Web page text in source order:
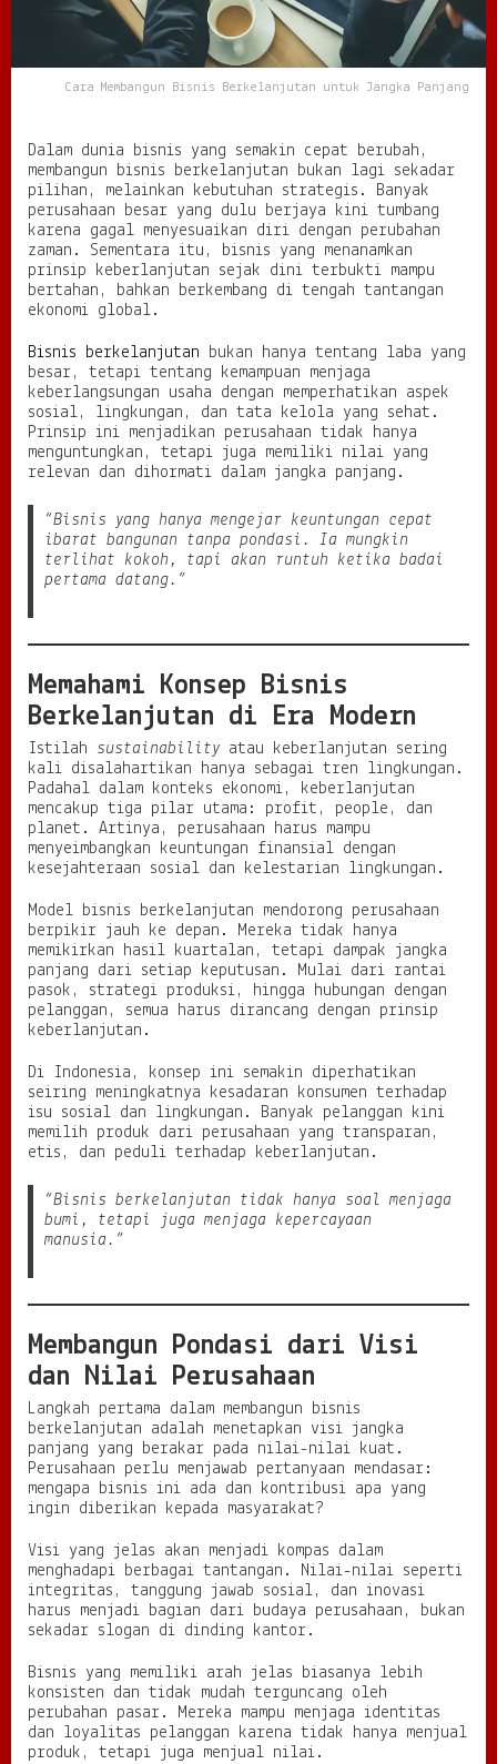
r
k
u
t
a
n
n
t
u
a
n
g
k
a
P
a
j
a
n
Cara Membangun Bisnis Berkelanjutan untuk Jangka Panjang
Dalam dunia bisnis yang semakin cepat berubah,
membangun bisnis berkelanjutan bukan lagi sekadar
pilihan, melainkan kebutuhan strategis. Banyak
perusahaan besar yang dulu berjaya kini tumbang
karena gagal menyesuaikan diri dengan perubahan
zaman. Sementara itu, bisnis yang menanamkan
prinsip keberlanjutan sejak dini terbukti mampu
bertahan, bahkan berkembang di tengah tantangan
ekonomi global.
Bisnis berkelanjutan bukan hanya tentang laba yang
besar, tetapi tentang kemampuan menjaga
keberlangsungan usaha dengan memperhatikan aspek
sosial, lingkungan, dan tata kelola yang sehat.
Prinsip ini menjadikan perusahaan tidak hanya
menguntungkan, tetapi juga memiliki nilai yang
relevan dan dihormati dalam jangka panjang.
“Bisnis yang hanya mengejar keuntungan cepat
ibarat bangunan tanpa pondasi. Ia mungkin
terlihat kokoh, tapi akan runtuh ketika badai
pertama datang.”
Memahami Konsep Bisnis
Berkelanjutan di Era Modern
Istilah sustainability atau keberlanjutan sering
kali disalahartikan hanya sebagai tren lingkungan.
Padahal dalam konteks ekonomi, keberlanjutan
mencakup tiga pilar utama: profit, people, dan
planet. Artinya, perusahaan harus mampu
menyeimbangkan keuntungan finansial dengan
kesejahteraan sosial dan kelestarian lingkungan.
Model bisnis berkelanjutan mendorong perusahaan
berpikir jauh ke depan. Mereka tidak hanya
memikirkan hasil kuartalan, tetapi dampak jangka
panjang dari setiap keputusan. Mulai dari rantai
pasok, strategi produksi, hingga hubungan dengan
pelanggan, semua harus dirancang dengan prinsip
keberlanjutan.
Di Indonesia, konsep ini semakin diperhatikan
seiring meningkatnya kesadaran konsumen terhadap
isu sosial dan lingkungan. Banyak pelanggan kini
memilih produk dari perusahaan yang transparan,
etis, dan peduli terhadap keberlanjutan.
“Bisnis berkelanjutan tidak hanya soal menjaga
bumi, tetapi juga menjaga kepercayaan
manusia.”
Membangun Pondasi dari Visi
dan Nilai Perusahaan
Langkah pertama dalam membangun bisnis
berkelanjutan adalah menetapkan visi jangka
panjang yang berakar pada nilai-nilai kuat.
Perusahaan perlu menjawab pertanyaan mendasar:
mengapa bisnis ini ada dan kontribusi apa yang
ingin diberikan kepada masyarakat?
Visi yang jelas akan menjadi kompas dalam
menghadapi berbagai tantangan. Nilai-nilai seperti
integritas, tanggung jawab sosial, dan inovasi
harus menjadi bagian dari budaya perusahaan, bukan
sekadar slogan di dinding kantor.
Bisnis yang memiliki arah jelas biasanya lebih
konsisten dan tidak mudah terguncang oleh
perubahan pasar. Mereka mampu menjaga identitas
dan loyalitas pelanggan karena tidak hanya menjual
produk, tetapi juga menjual nilai.